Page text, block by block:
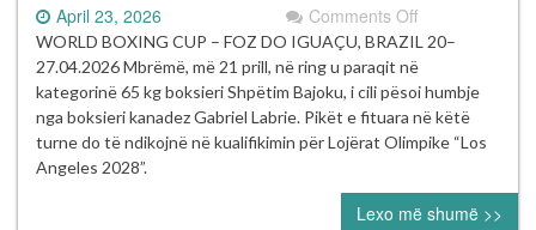
April 23, 2026 Comments Offon
Shpëtim
Bajoku
humb
në
World
Cup
në
WORLD BOXING CUP – FOZ DO IGUAÇU, BRAZIL 20–
27.04.2026 Mbrëmë, më 21 prill, në ring u paraqit në
kategorinë 65 kg boksieri Shpëtim Bajoku, i cili pësoi humbje
nga boksieri kanadez Gabriel Labrie. Pikët e fituara në këtë
turne do të ndikojnë në kualifikimin për Lojërat Olimpike “Los
Angeles 2028”.
Lexo më shumë >>